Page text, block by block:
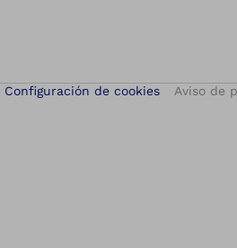
Configuración de cookies Aviso de